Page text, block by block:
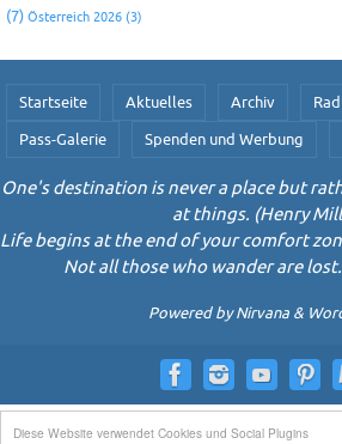
Diese Website verwendet Cookies und Social Plugins
(7) Österreich 2026 (3)
Startseite Aktuelles Archiv
Pass-Galerie
Spenden und Werbung
One's destination is never a place but
at things. (Henry
Life begins at the end of your comfort
Not all those who wander are lost.
Powered byNirvana&